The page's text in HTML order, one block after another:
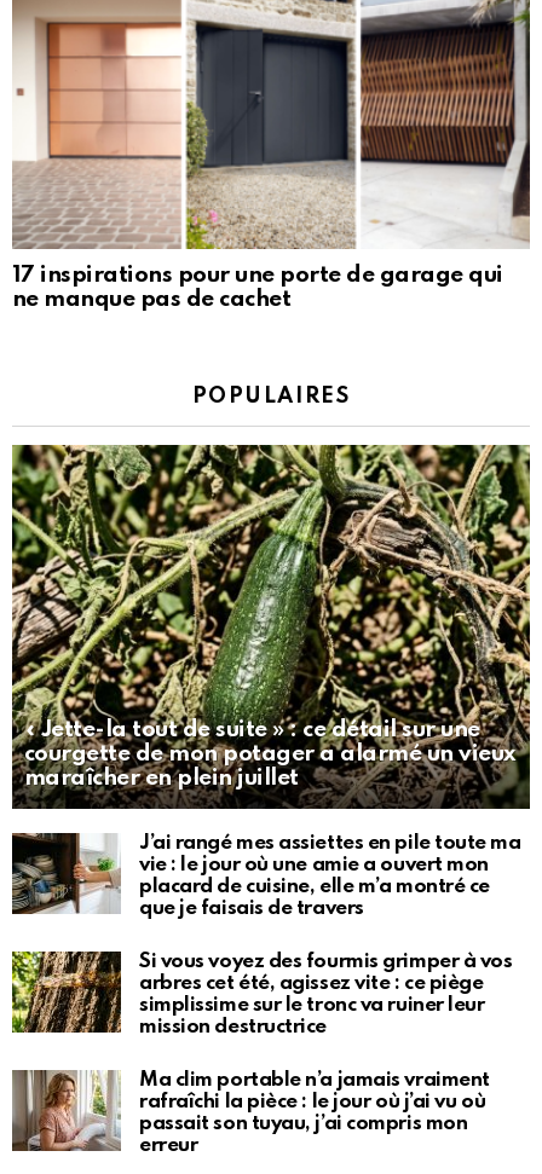
17 inspirations pour une porte de garage qui
ne manque pas de cachet
POPULAIRES
« Jette-la tout de suite » : ce détail sur une
courgette de mon potager a alarmé un vieux
maraîcher en plein juillet
J’ai rangé mes assiettes en pile toute ma
vie : le jour où une amie a ouvert mon
placard de cuisine, elle m’a montré ce
que je faisais de travers
Si vous voyez des fourmis grimper à vos
arbres cet été, agissez vite : ce piège
simplissime sur le tronc va ruiner leur
mission destructrice
Ma clim portable n’a jamais vraiment
rafraîchi la pièce : le jour où j’ai vu où
passait son tuyau, j’ai compris mon
erreur